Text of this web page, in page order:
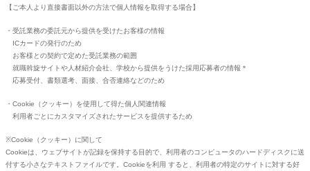
【ご本人より直接書面以外の方法で個人情報を取得する場合】
・受託業務の委託元から提供を受けたお客様の情報
ICカードの発行のため
お客様との契約で定めた受託業務の範囲
就職斡旋サイトや人材紹介会社、学校から提供をうけた採用応募者の情報＊
応募受付、書類選考、面接、合否連絡などのため
・Cookie（クッキー）を使用して得た個人関連情報
利用者ごとにカスタマイズされたサービスを提供するため
※Cookie（クッキー）に関して
Cookieは、ウェブサイトが記録を保持する目的で、利用者のコンピュータのハードディスクに送
付する小さなテキストファイルです。Cookieを利用 すると、利用者の特定のサイトに対する好